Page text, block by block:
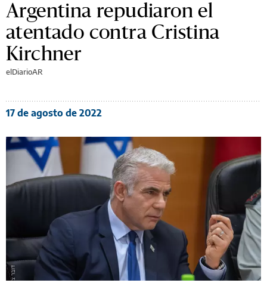
Argentina repudiaron el
atentado contra Cristina
Kirchner
elDiarioAR
17 de agosto de 2022